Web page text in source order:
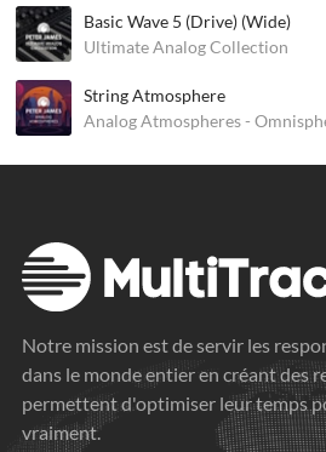
Basic Wave 5 (Drive) (Wide)
Ultimate Analog Collection
String Atmosphere
Analog Atmospheres -
Notre mission est de servir les
dans le monde entier en créant des
permettent d'optimiser leur temps
vraiment.